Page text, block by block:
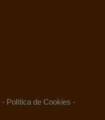
- Política de Cookies -